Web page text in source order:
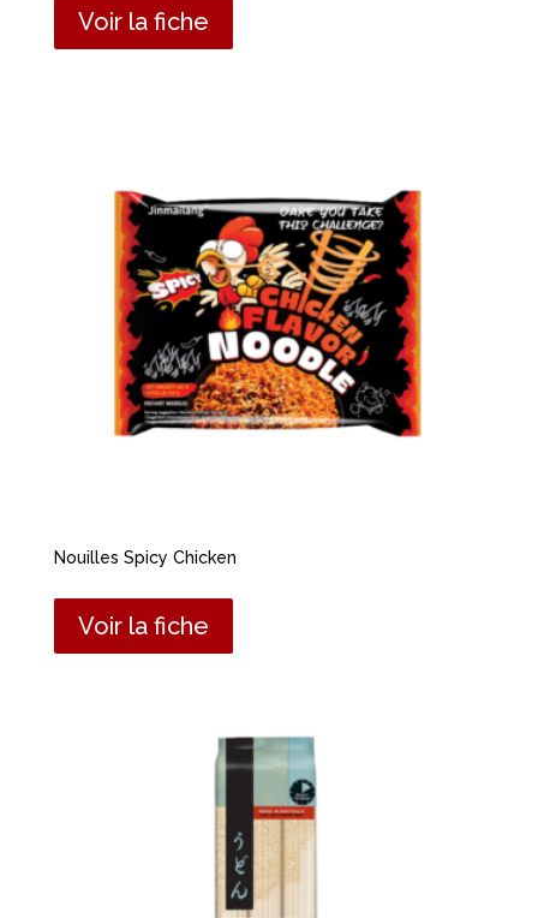
Voir la fiche
Nouilles Spicy Chicken
Voir la fiche